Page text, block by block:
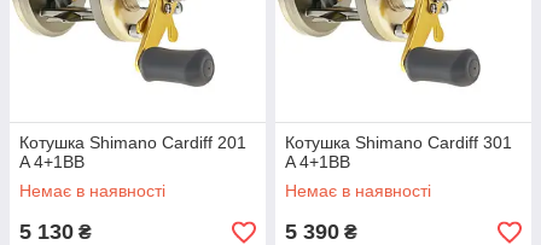
Котушка Shimano Cardiff 201
A 4+1BB
Немає в наявності
5 130 ₴
Котушка Shimano Cardiff 301
A 4+1BB
Немає в наявності
5 390 ₴